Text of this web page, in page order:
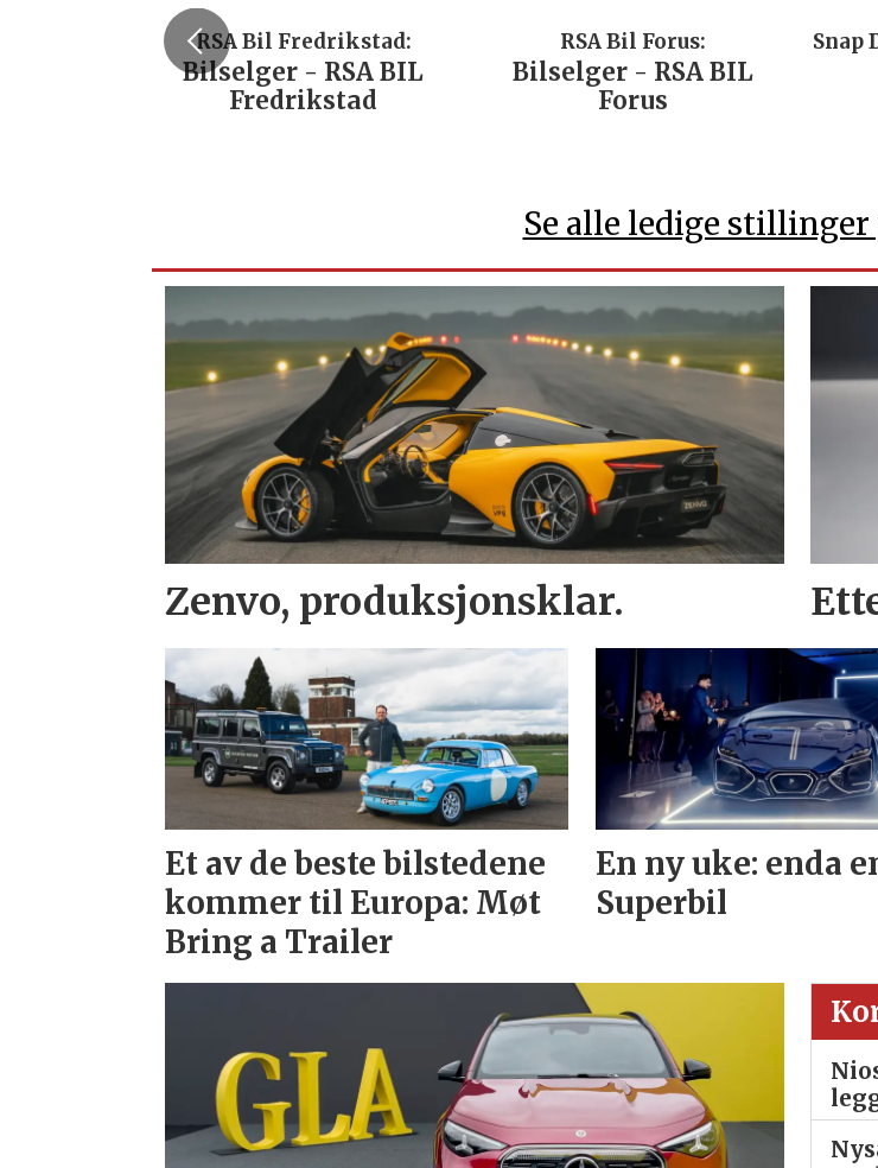
RSA Bil Fredrikstad:
Bilselger - RSA BIL
Fredrikstad
RSA Bil Forus:
Bilselger - RSA BIL
Forus
Snap
Se alle ledige stillinger
Zenvo, produksjonsklar.
Et av de beste bilstedene
kommer til Europa: Møt
Bring a Trailer
En ny uke: enda
Superbil